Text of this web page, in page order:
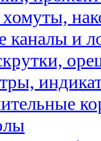
каналы и